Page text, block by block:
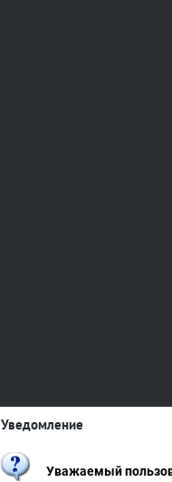
Уведомление
Уважаемый